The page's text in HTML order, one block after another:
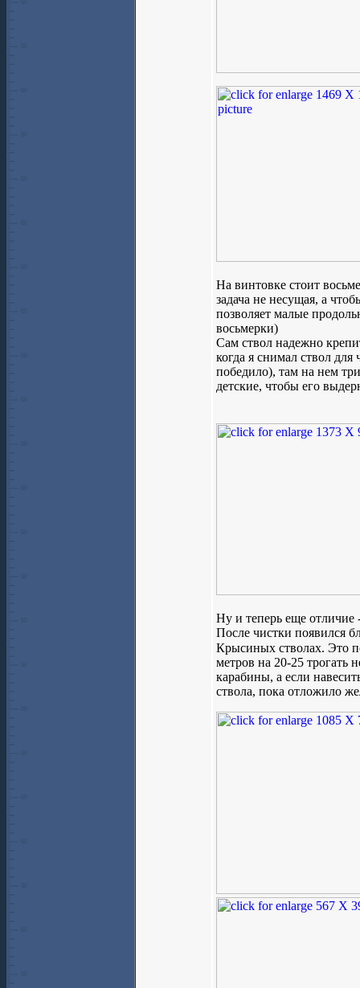
На винтовке стоит
задача не несущая, а
позволяет малые
восьмерки)
Сам ствол надежно
когда я снимал ствол
победило), там на нем
детские, чтобы его
Ну и теперь еще отличие
После чистки появился
Крысиных стволах. Это
метров на 20-25 трогать
карабины, а если
ствола, пока отложило